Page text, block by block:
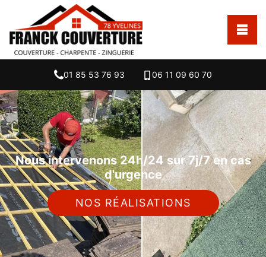
01 85 53 76 93 06 11 09 60 70
Nous intervenons 24h/24 sur 7j/7 en cas
d'urgence
NOS RÉALISATIONS